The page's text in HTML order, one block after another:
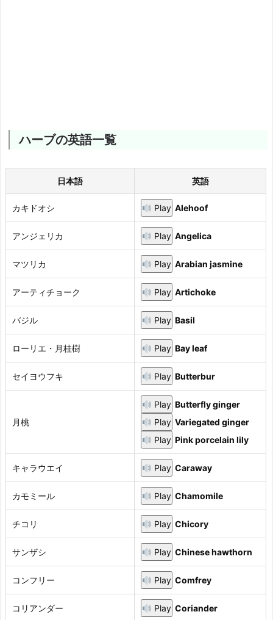
ハーブの英語一覧
日本語 英語
カキドオシ Play Alehoof
アンジェリカ Play Angelica
マツリカ Play Arabian jasmine
アーティチョーク Play Artichoke
バジル Play Basil
ローリエ・月桂樹 Play Bay leaf
セイヨウフキ Play Butterbur
月桃
Play Butterfly ginger
Play Variegated ginger
Play Pink porcelain lily
キャラウエイ Play Caraway
カモミール Play Chamomile
チコリ Play Chicory
サンザシ Play Chinese hawthorn
コンフリー Play Comfrey
コリアンダー Play Coriander